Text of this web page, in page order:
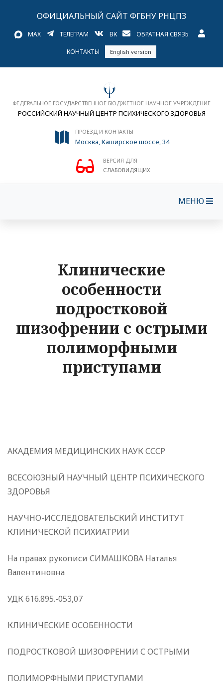
ОФИЦИАЛЬНЫЙ САЙТ ФГБНУ РНЦПЗ
MAX ТЕЛЕГРАМ ВК ОБРАТНАЯ СВЯЗЬ
КОНТАКТЫ English version
ФЕДЕРАЛЬНОЕ ГОСУДАРСТВЕННОЕ БЮДЖЕТНОЕ НАУЧНОЕ УЧРЕЖДЕНИЕ
РОССИЙСКИЙ НАУЧНЫЙ ЦЕНТР ПСИХИЧЕСКОГО ЗДОРОВЬЯ
ПРОЕЗД И КОНТАКТЫ
Москва, Каширское шоссе, 34
ВЕРСИЯ ДЛЯ
СЛАБОВИДЯЩИХ
МЕНЮ
Клинические
особенности
подростковой
шизофрении с острыми
полиморфными
приступами
АКАДЕМИЯ МЕДИЦИНСКИХ НАУК СССР
ВСЕСОЮЗНЫЙ НАУЧНЫЙ ЦЕНТР ПСИХИЧЕСКОГО
ЗДОРОВЬЯ
НАУЧНО-ИССЛЕДОВАТЕЛЬСКИЙ ИНСТИТУТ
КЛИНИЧЕСКОЙ ПСИХИАТРИИ
На правах рукописи СИМАШКОВА Наталья
Валентиновна
УДК 616.895.-053,07
КЛИНИЧЕСКИЕ ОСОБЕННОСТИ
ПОДРОСТКОВОЙ ШИЗОФРЕНИИ С ОСТРЫМИ
ПОЛИМОРФНЫМИ ПРИСТУПАМИ